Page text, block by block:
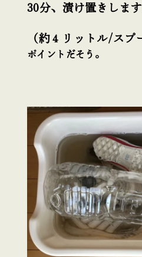
30分、漬け置きします
（約４リットル/スプ
ポイントだそう。